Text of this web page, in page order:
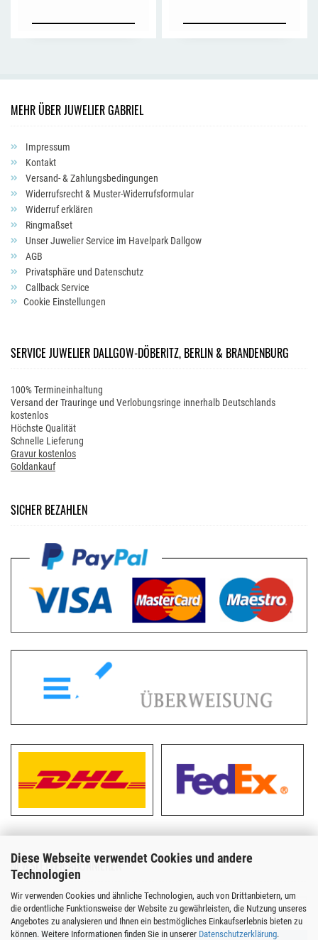
Diese Webseite verwendet Cookies und andere
Technologien
Wir verwenden Cookies und ähnliche Technologien, auch von Drittanbietern, um
die ordentliche Funktionsweise der Website zu gewährleisten, die Nutzung unseres
Angebotes zu analysieren und Ihnen ein bestmögliches Einkaufserlebnis bieten zu
können. Weitere Informationen finden Sie in unserer Datenschutzerklärung.
MEHR ÜBER JUWELIER GABRIEL
Impressum
Kontakt
Versand- & Zahlungsbedingungen
Widerrufsrecht & Muster-Widerrufsformular
Widerruf erklären
Ringmaßset
Unser Juwelier Service im Havelpark Dallgow
AGB
Privatsphäre und Datenschutz
Callback Service
Cookie Einstellungen
SERVICE JUWELIER DALLGOW-DÖBERITZ, BERLIN & BRANDENBURG
100% Termineinhaltung
Versand der Trauringe und Verlobungsringe innerhalb Deutschlands
kostenlos
Höchste Qualität
Schnelle Lieferung
Gravur kostenlos
Goldankauf
SICHER BEZAHLEN
NEWSLETTER ABONNIEREN